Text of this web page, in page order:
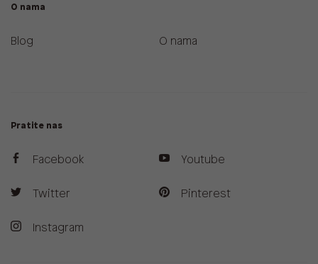
O nama
Blog O nama
Pratite nas
Facebook
Twitter
Instagram
Youtube
Pinterest